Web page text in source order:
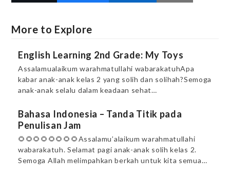
More to Explore
English Learning 2nd Grade: My Toys
Assalamualaikum warahmatullahi wabarakatuhApa
kabar anak-anak kelas 2 yang solih dan solihah?Semoga
anak-anak selalu dalam keadaan sehat…
Bahasa Indonesia – Tanda Titik pada
Penulisan Jam
🌻🌻🌻🌻🌻🌻🌻🌻Assalamu’alaikum warahmatullahi
wabarakatuh. Selamat pagi anak-anak solih kelas 2.
Semoga Allah melimpahkan berkah untuk kita semua…